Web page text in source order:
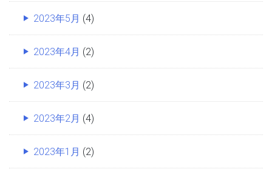
2023年5月 (4)
2023年4月 (2)
2023年3月 (2)
2023年2月 (4)
2023年1月 (2)